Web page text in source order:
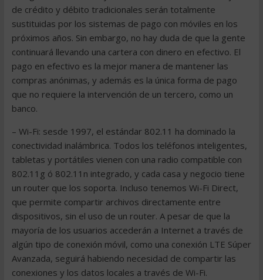
de crédito y débito tradicionales serán totalmente
sustituidas por los sistemas de pago con móviles en los
próximos años. Sin embargo, no hay duda de que la gente
continuará llevando una cartera con dinero en efectivo. El
pago en efectivo es la mejor manera de mantener las
compras anónimas, y además es la única forma de pago
que no requiere la intervención de un tercero, como un
banco.
– Wi-Fi: sesde 1997, el estándar 802.11 ha dominado la
conectividad inalámbrica. Todos los teléfonos inteligentes,
tabletas y portátiles vienen con una radio compatible con
802.11g ó 802.11n integrado, y cada casa y negocio tiene
un router que los soporta. Incluso tenemos Wi-Fi Direct,
que permite compartir archivos directamente entre
dispositivos, sin el uso de un router. A pesar de que la
mayoría de los usuarios accederán a Internet a través de
algún tipo de conexión móvil, como una conexión LTE Súper
Avanzada, seguirá habiendo necesidad de compartir las
conexiones y los datos locales a través de Wi-Fi.